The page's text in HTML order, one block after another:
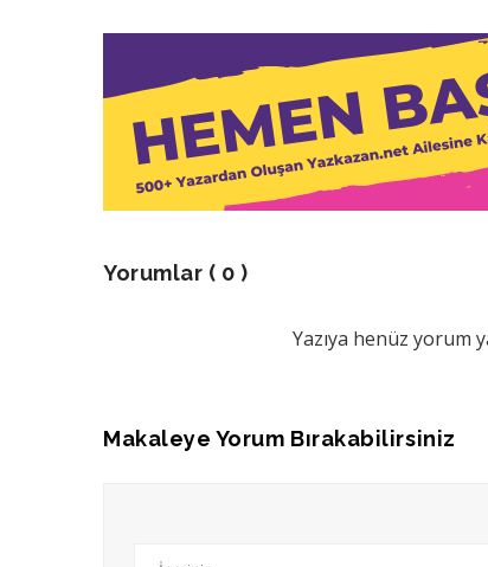
Yorumlar ( 0 )
Yazıya henüz yorum
Makaleye Yorum Bırakabilirsiniz